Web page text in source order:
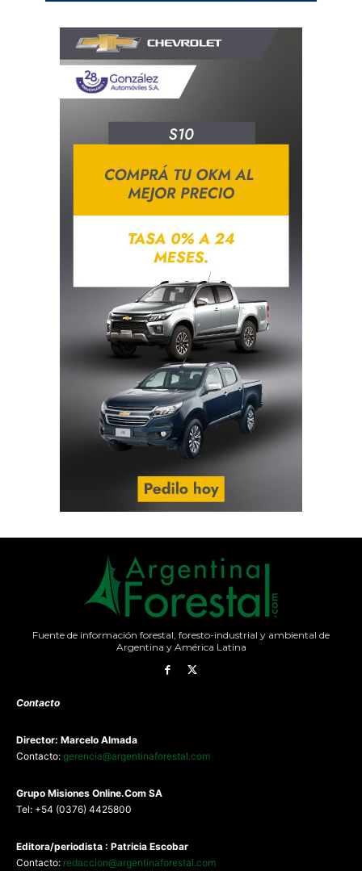
Fuente de información forestal, foresto-industrial y ambiental de
Argentina y América Latina
Contacto
Director: Marcelo Almada
Contacto: gerencia@argentinaforestal.com
Grupo Misiones Online.Com SA
Tel: +54 (0376) 4425800
Editora/periodista : Patricia Escobar
Contacto: redaccion@argentinaforestal.com